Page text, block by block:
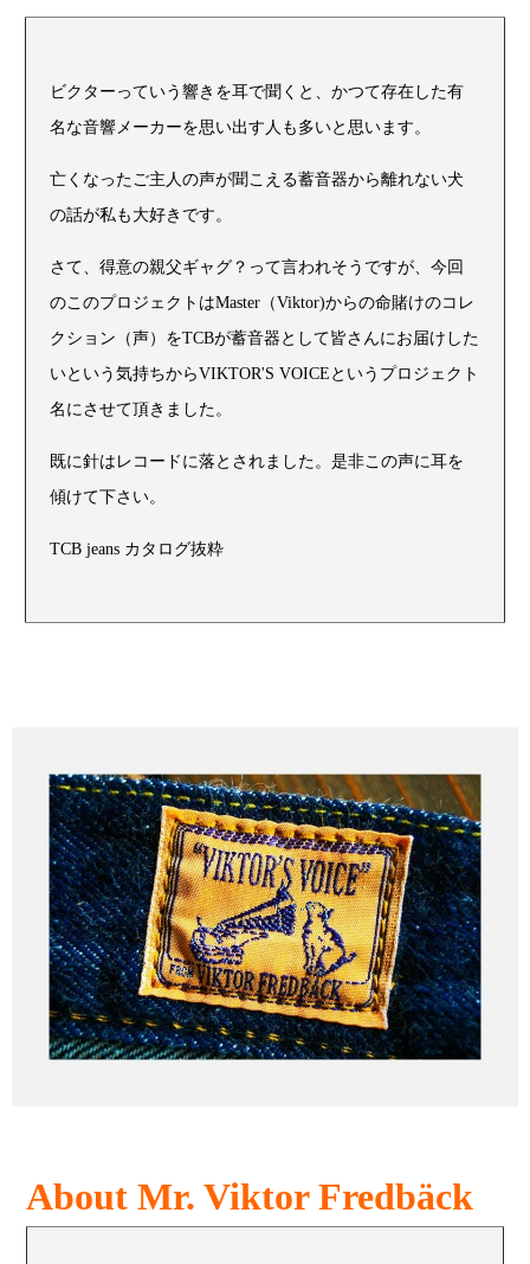
ビクターっていう響きを耳で聞くと、かつて存在した有
名な音響メーカーを思い出す人も多いと思います。
亡くなったご主人の声が聞こえる蓄音器から離れない犬
の話が私も大好きです。
さて、得意の親父ギャグ？って言われそうですが、今回
のこのプロジェクトはMaster（Viktor)からの命賭けのコレ
クション（声）をTCBが蓄音器として皆さんにお届けした
いという気持ちからVIKTOR'S VOICEというプロジェクト
名にさせて頂きました。
既に針はレコードに落とされました。是非この声に耳を
傾けて下さい。
TCB jeans カタログ抜粋
About Mr. Viktor Fredbäck